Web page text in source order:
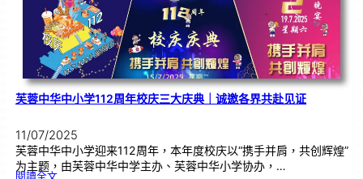
芙蓉中华中小学112周年校庆三大庆典｜诚邀各界共赴见证
11/07/2025
芙蓉中华中小学迎来112周年，本年度校庆以“携手并肩，共创辉煌”
为主题，由芙蓉中华中学主办、芙蓉中华小学协办，…
閱讀全文: